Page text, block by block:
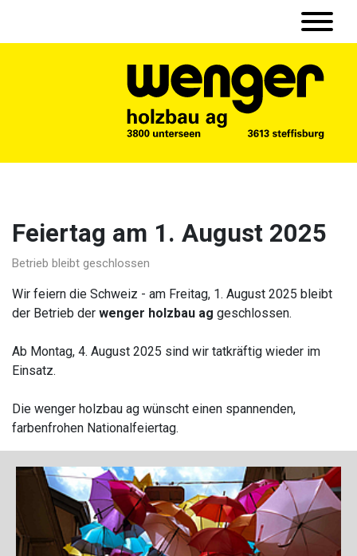
Feiertag am 1. August 2025
Betrieb bleibt geschlossen
Wir feiern die Schweiz - am Freitag, 1. August 2025 bleibt
der Betrieb der wenger holzbau ag geschlossen.
Ab Montag, 4. August 2025 sind wir tatkräftig wieder im
Einsatz.
Die wenger holzbau ag wünscht einen spannenden,
farbenfrohen Nationalfeiertag.